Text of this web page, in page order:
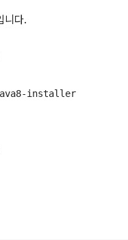
니다.
installer